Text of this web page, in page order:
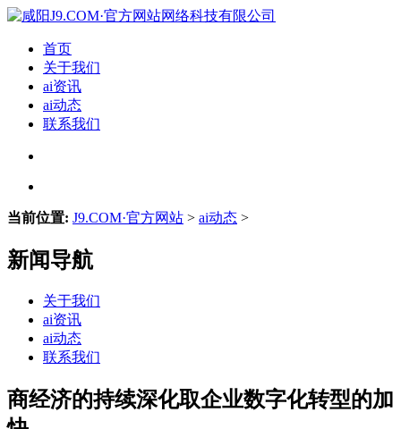
首页
关于我们
ai资讯
ai动态
联系我们
当前位置: J9.COM·官方网站 > ai动态 >
新闻导航
关于我们
ai资讯
ai动态
联系我们
商经济的持续深化取企业数字化转型的加